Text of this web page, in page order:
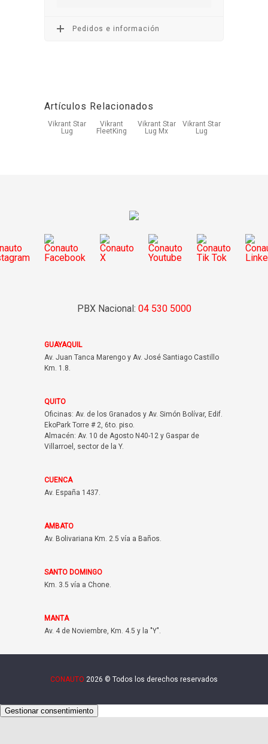
Pedidos e información
Artículos Relacionados
Vikrant Star
Lug
Vikrant
FleetKing
Vikrant Star
Lug Mx
Vikrant Star
Lug
PBX Nacional: 04 530 5000
GUAYAQUIL
Av. Juan Tanca Marengo y Av. José Santiago Castillo
Km. 1.8.
QUITO
Oficinas: Av. de los Granados y Av. Simón Bolívar, Edif.
EkoPark Torre # 2, 6to. piso.
Almacén: Av. 10 de Agosto N40-12 y Gaspar de
Villarroel, sector de la Y.
CUENCA
Av. España 1437.
AMBATO
Av. Bolivariana Km. 2.5 vía a Baños.
SANTO DOMINGO
Km. 3.5 vía a Chone.
MANTA
Av. 4 de Noviembre, Km. 4.5 y la "Y".
CONAUTO 2026 © Todos los derechos reservados
Gestionar consentimiento